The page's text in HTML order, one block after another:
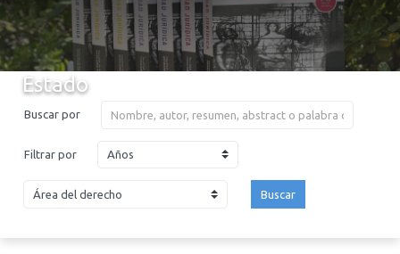
ACERCA DE LA REVISTA
EDICIONES ANTERIORES
CONVOCATORIA
CONTACTO Y SUSCRIPCIÓN
Estado
Buscar por
Filtrar por Años
Buscar